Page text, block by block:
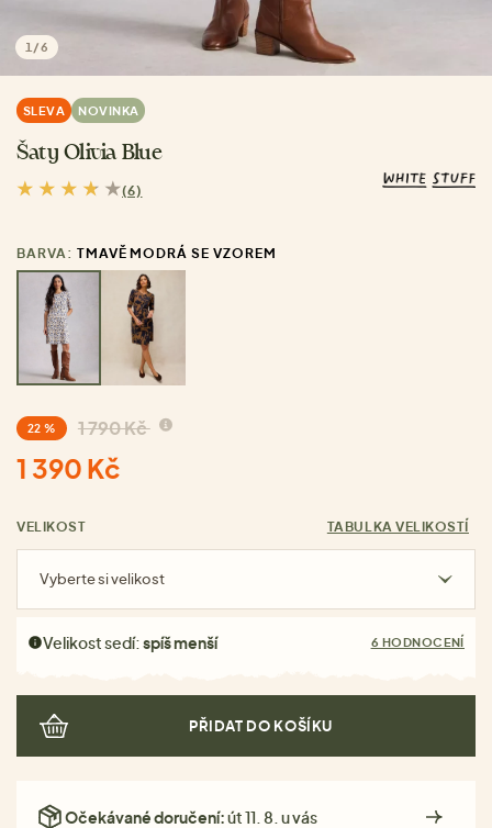
1 /6
SLEVA NOVINKA
Šaty Olivia Blue
(6)
BARVA: TMAVĚ MODRÁ SE VZOREM
22 % 1 790 Kč
1 390 Kč
VELIKOST TABULKA VELIKOSTÍ
Vyberte si velikost
Velikost sedí:spíš menší 6 HODNOCENÍ
PŘIDAT DO KOŠÍKU
Očekávané doručení:út 11. 8. u vás